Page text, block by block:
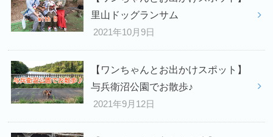
里山ドッグランサム
2021年10月9日
【ワンちゃんとお出かけスポット】
与兵衛沼公園でお散歩♪
2021年9月12日